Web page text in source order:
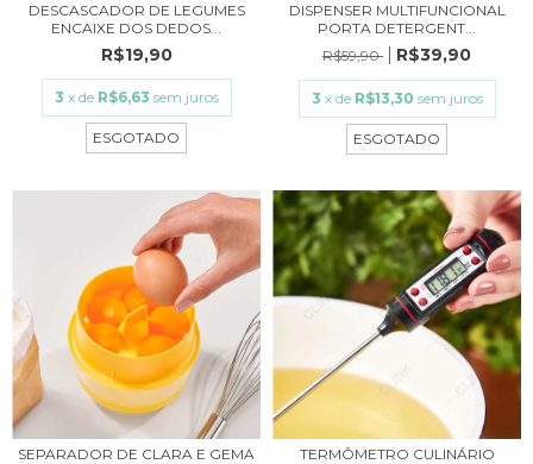
DESCASCADOR DE LEGUMES
ENCAIXE DOS DEDOS...
R$19,90
3 x de R$6,63 sem juros
ESGOTADO
DISPENSER MULTIFUNCIONAL
PORTA DETERGENT...
R$59,90
R$39,90
3 x de R$13,30 sem juros
ESGOTADO
SEPARADOR DE CLARA E GEMA
TERMÔMETRO CULINÁRIO